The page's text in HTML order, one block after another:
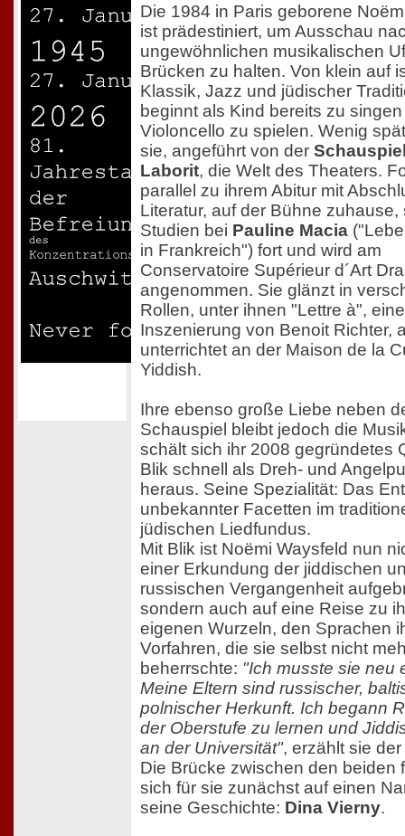
Die 1984 in Paris geborene
ist prädestiniert, um Ausschau
ungewöhnlichen musikalischen
Brücken zu halten. Von klein auf
Klassik, Jazz und jüdischer
beginnt als Kind bereits zu
Violoncello zu spielen. Wenig
sie, angeführt von der
Laborit, die Welt des Theaters.
parallel zu ihrem Abitur mit
Literatur, auf der Bühne zuhause,
Studien bei Pauline Macia
in Frankreich") fort und wird am
Conservatoire Supérieur d´Art
angenommen. Sie glänzt in
Rollen, unter ihnen "Lettre à", eine
Inszenierung von Benoit Richter,
unterrichtet an der Maison de la
Yiddish.
Ihre ebenso große Liebe neben
Schauspiel bleibt jedoch die
schält sich ihr 2008 gegründetes
Blik schnell als Dreh- und
heraus. Seine Spezialität: Das
unbekannter Facetten im
jüdischen Liedfundus.
Mit Blik ist Noëmi Waysfeld nun
einer Erkundung der jiddischen
russischen Vergangenheit
sondern auch auf eine Reise zu
eigenen Wurzeln, den Sprachen
Vorfahren, die sie selbst nicht
beherrschte: "Ich musste sie neu
Meine Eltern sind russischer,
polnischer Herkunft. Ich begann
der Oberstufe zu lernen und
an der Universität", erzählt sie der
Die Brücke zwischen den beiden
sich für sie zunächst auf einen
seine Geschichte: Dina Vierny.